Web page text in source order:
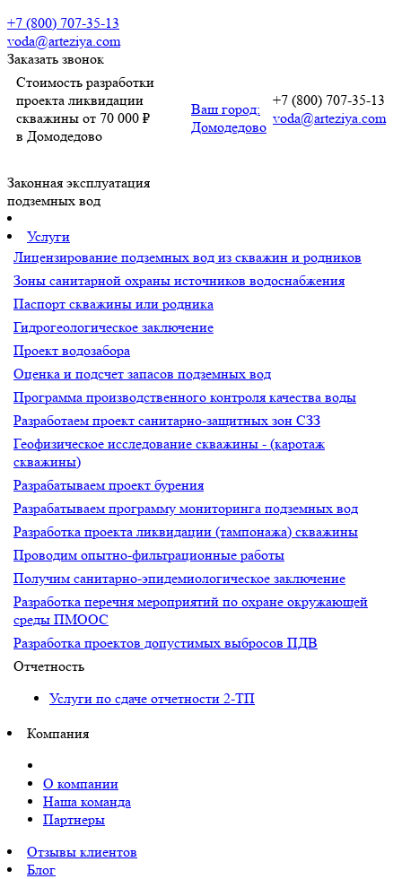
+7 (800) 707-35-13
voda@arteziya.com
Заказать звонок
Стоимость разработки
проекта ликвидации
скважины от 70 000 ₽
в Домодедово
Ваш город:
Домодедово
+7 (800) 707-35-13
voda@arteziya.com
Законная эксплуатация
подземных вод
Услуги
Лицензирование подземных вод из скважин и родников
Зоны санитарной охраны источников водоснабжения
Паспорт скважины или родника
Гидрогеологическое заключение
Проект водозабора
Оценка и подсчет запасов подземных вод
Программа производственного контроля качества воды
Разработаем проект санитарно-защитных зон СЗЗ
Геофизическое исследование скважины - (каротаж
скважины)
Разрабатываем проект бурения
Разрабатываем программу мониторинга подземных вод
Разработка проекта ликвидации (тампонажа) скважины
Проводим опытно-фильтрационные работы
Получим санитарно-эпидемиологическое заключение
Разработка перечня мероприятий по охране окружающей
среды ПМООС
Разработка проектов допустимых выбросов ПДВ
Отчетность
Услуги по сдаче отчетности 2-ТП
Компания
О компании
Наша команда
Партнеры
Отзывы клиентов
Блог